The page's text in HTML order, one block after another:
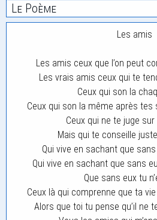
Le Poème
Les amis
Les amis ceux que l’on peut
Les vrais amis ceux qui te
Ceux qui son la
Ceux qui son la même après tes
Ceux qui ne te juge
Mais qui te conseille
Qui vive en sachant que
Qui vive en sachant que sans
Que sans eux tu
Ceux là qui comprenne que ta
Alors que toi tu pense qu’il ne